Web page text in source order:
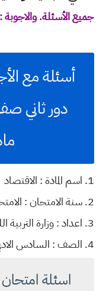
جميع الأسئلة. والاجوبة :
أسئلة مع
1. اسم المادة : الاقتصاد
2. سنة الامتحان : الامتحان الوزاري دور ثاني 2023
3. اعداد : وزارة التربية اللجنة الدائمة للامتحانات الوزارية
4. الصف : السادس الادبي
اسئلة